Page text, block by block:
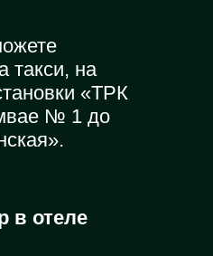
и
и
СПиР